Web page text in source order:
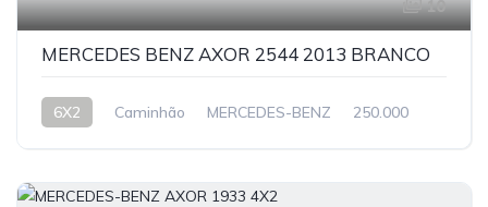
10
MERCEDES BENZ AXOR 2544 2013 BRANCO
6X2 Caminhão MERCEDES-BENZ 250.000